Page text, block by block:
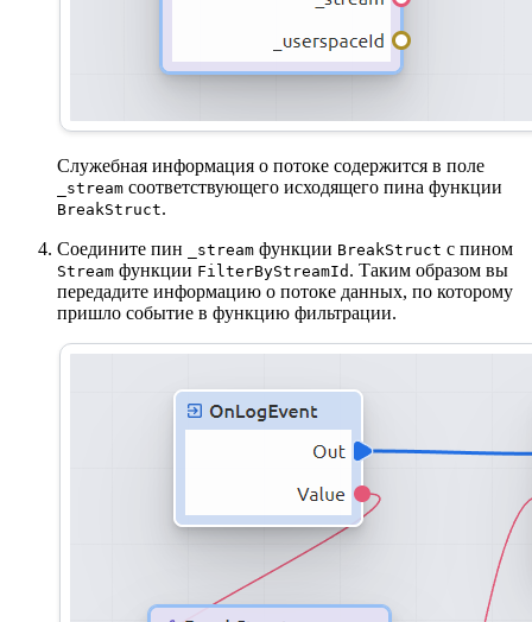
Служебная информация о потоке содержится в поле
_stream соответствующего исходящего пина функции
BreakStruct.
Соедините пин
_stream функции BreakStruct с пином
Stream функции FilterByStreamId . Таким образом вы
передадите информацию о потоке данных, по которому
пришло событие в функцию фильтрации.